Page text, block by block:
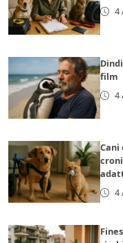
4
film
4
4